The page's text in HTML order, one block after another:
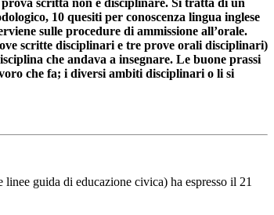
10 quesiti per conoscenza lingua inglese
sulle procedure di ammissione all’orale.
scritte disciplinari e tre prove orali disciplinari)
che andava a insegnare. Le buone prassi
che fa; i diversi ambiti disciplinari o li si
guida di educazione civica) ha espresso il 21